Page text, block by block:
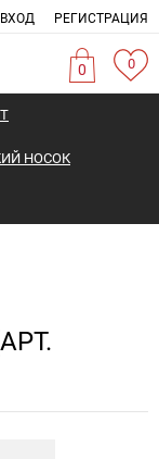
ВХОД РЕГИСТРАЦИЯ
0 0
НОСОК